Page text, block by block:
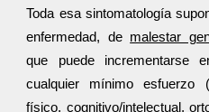
Toda esa sintomatología
enfermedad, de malestar
que puede incrementarse
cualquier mínimo esfuerzo
físico, cognitivo/intelectual,